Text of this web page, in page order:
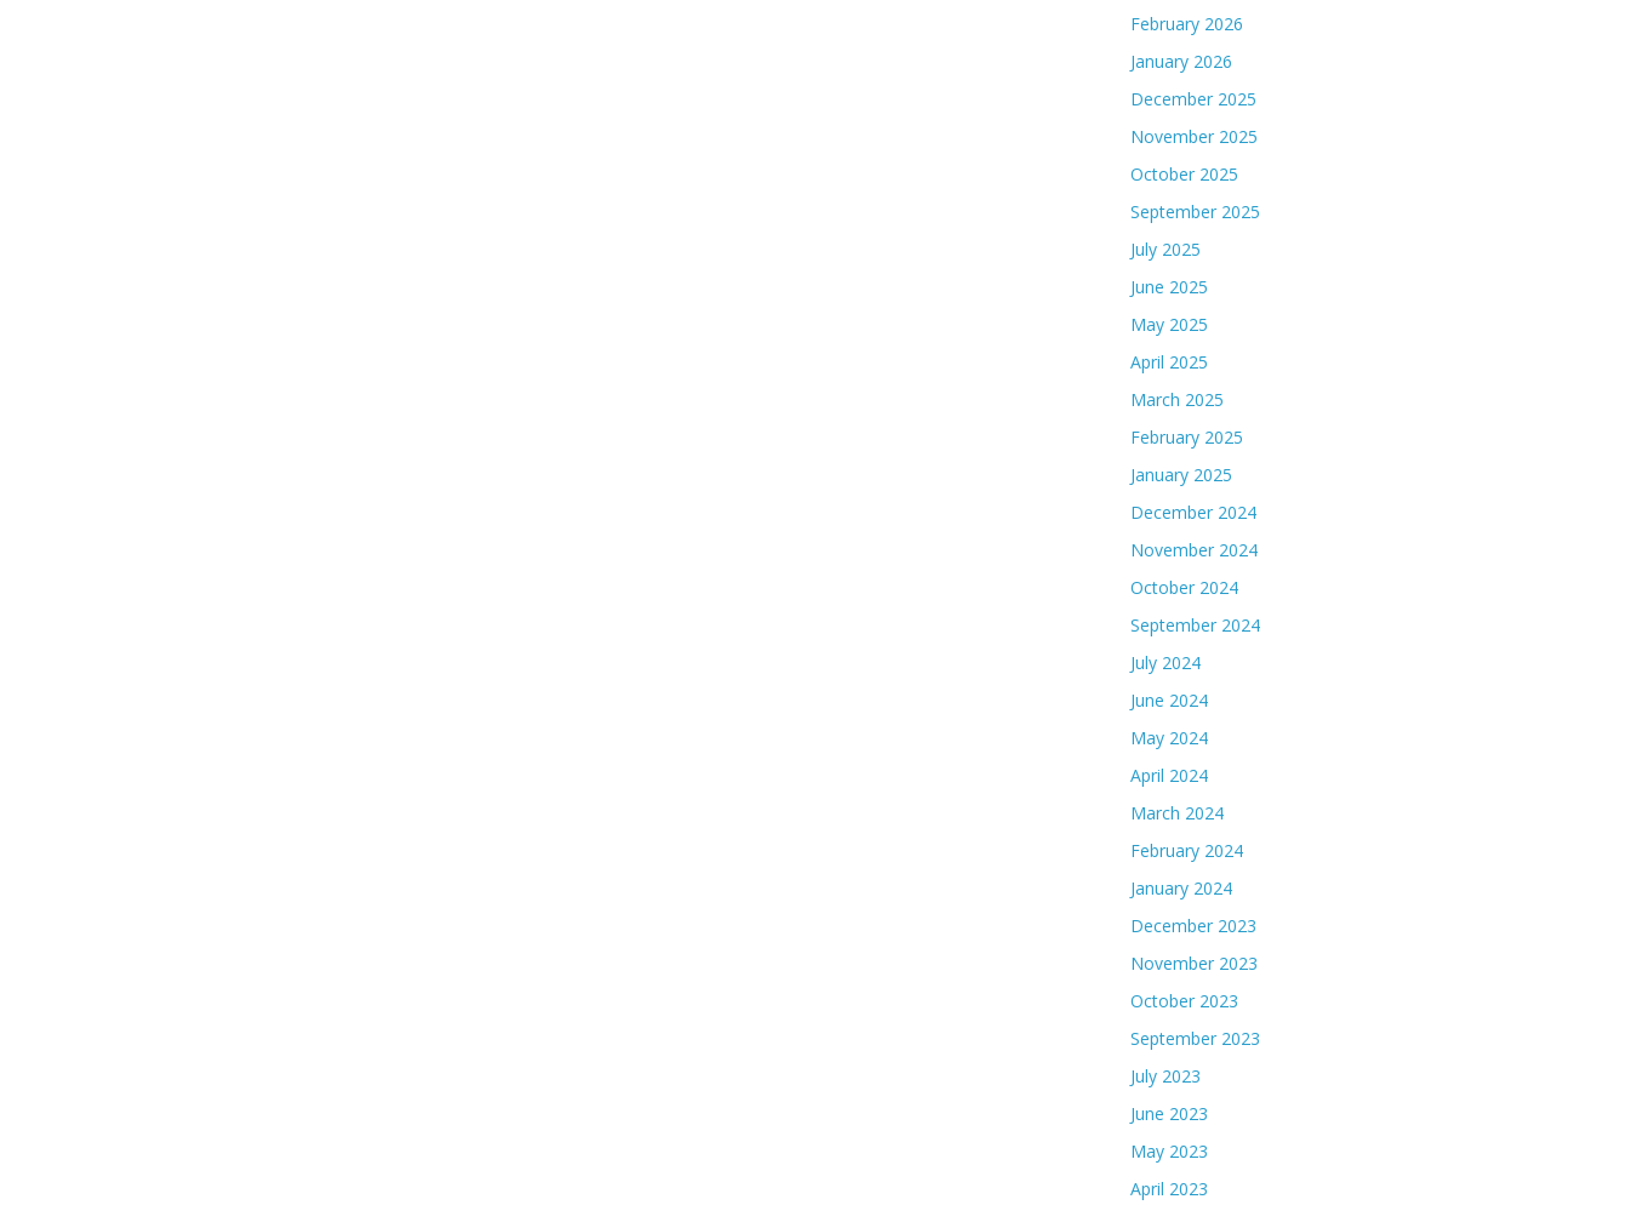
February 2026
January 2026
December 2025
November 2025
October 2025
September 2025
July 2025
June 2025
May 2025
April 2025
March 2025
February 2025
January 2025
December 2024
November 2024
October 2024
September 2024
July 2024
June 2024
May 2024
April 2024
March 2024
February 2024
January 2024
December 2023
November 2023
October 2023
September 2023
July 2023
June 2023
May 2023
April 2023